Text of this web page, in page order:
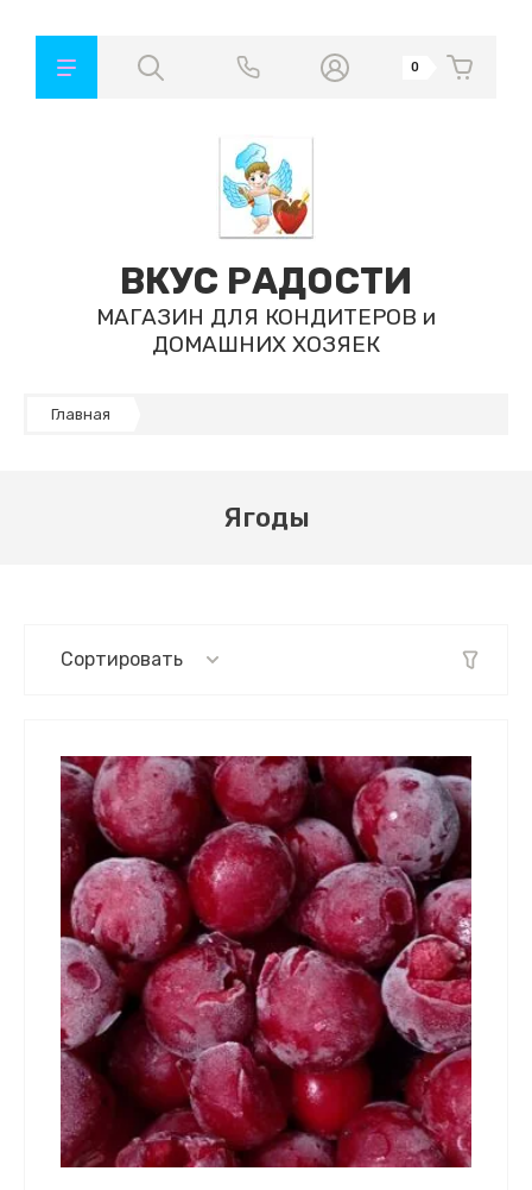
ВКУС РАДОСТИ
МАГАЗИН ДЛЯ КОНДИТЕРОВ и
ДОМАШНИХ ХОЗЯЕК
0
Главная
Ягоды
Сортировать
самые дорогие
название от А
название от Я